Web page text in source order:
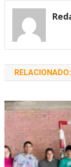
entradas
RELACIONADO: